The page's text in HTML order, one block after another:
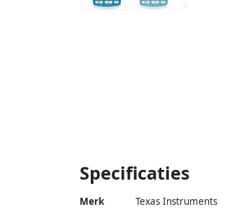
Specificaties
Merk Texas Instruments